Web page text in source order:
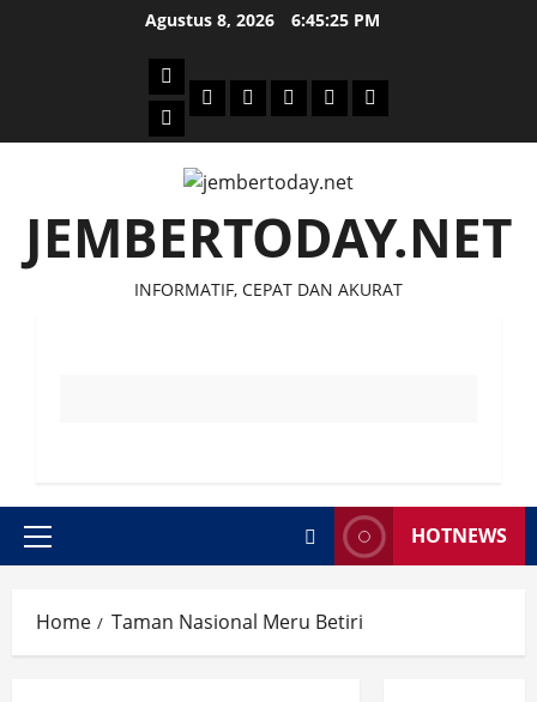
Agustus 8, 2026 6:45:25 PM
Beranda
News
PolitikOtomotifEkonomiSosialtentang
JEMBERTODAY.NET
INFORMATIF, CEPAT DAN AKURAT
Primary
HOTNEWS
Home Taman Nasional Meru Betiri